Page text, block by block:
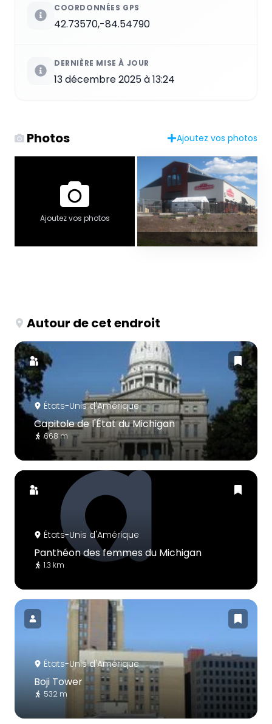
COORDONNÉES GPS
42.73570,-84.54790
DERNIÈRE MISE À JOUR
13 décembre 2025 à 13:24
Photos Ajoutez vos photos
Ajoutez vos photos
Autour de cet endroit
États-Unis d'Amérique
Capitole de l'État du Michigan
668 m
États-Unis d'Amérique
Panthéon des femmes du Michigan
1.3 km
États-Unis d'Amérique
Boji Tower
532 m